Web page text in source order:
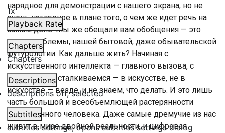
1x
Playback Rate
Chapters
Chapters
Descriptions
descriptions off, selected
Subtitles
subtitles settings, opens subtitles settings dialog
нарядное для демонстрации с нашего экрана, но не
очень наглядное в плане того, о чем же идет речь на
самом деле. Мы же обещали вам обобщения — это
наши проблемы, нашей бытовой, даже обывательской
футурологии. Как дальше жить? Начиная с
искусственного интеллекта — главного вызова, с
которым мы сталкиваемся — в искусстве, не в
искусстве — везде, и не знаем, что делать. И это лишь
часть большой и всеобъемлющей растерянности
современного человека. Даже самые дремучие из нас
живут в мире двойной реальности, и цифровая